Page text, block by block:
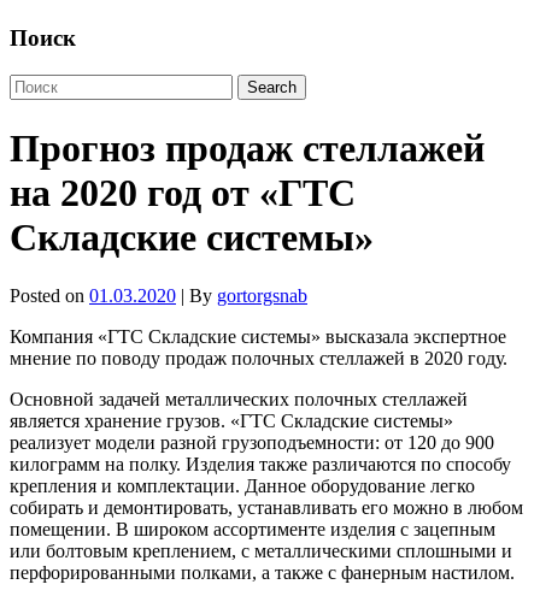
Поиск
Прогноз продаж стеллажей
на 2020 год от «ГТС
Складские системы»
Posted on 01.03.2020 | By gortorgsnab
Компания «ГТС Складские системы» высказала экспертное
мнение по поводу продаж полочных стеллажей в 2020 году.
Основной задачей металлических полочных стеллажей
является хранение грузов. «ГТС Складские системы»
реализует модели разной грузоподъемности: от 120 до 900
килограмм на полку. Изделия также различаются по способу
крепления и комплектации. Данное оборудование легко
собирать и демонтировать, устанавливать его можно в любом
помещении. В широком ассортименте изделия с зацепным
или болтовым креплением, с металлическими сплошными и
перфорированными полками, а также с фанерным настилом.